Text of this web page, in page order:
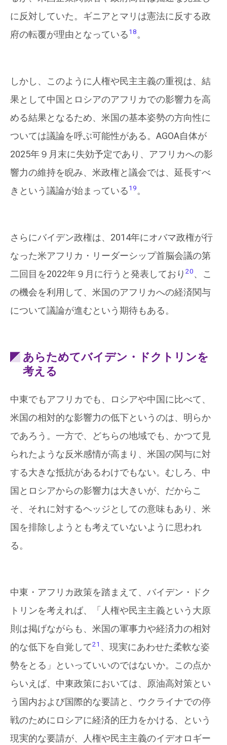
に反対していた。ギニアとマリは憲法に反する政
府の転覆が理由となっている18。
しかし、このように人権や民主主義の重視は、結
果として中国とロシアのアフリカでの影響力を高
める結果となるため、米国の基本姿勢の方向性に
ついては議論を呼ぶ可能性がある。AGOA自体が
2025年９月末に失効予定であり、アフリカへの影
響力の維持を睨み、米政権と議会では、延長すべ
きという議論が始まっている19。
さらにバイデン政権は、2014年にオバマ政権が行
なった米アフリカ・リーダーシップ首脳会議の第
二回目を2022年９月に行うと発表しており 20、こ
の機会を利用して、米国のアフリカへの経済関与
について議論が進むという期待もある。
あらためてバイデン・ドクトリンを
考える
中東でもアフリカでも、ロシアや中国に比べて、
米国の相対的な影響力の低下というのは、明らか
であろう。一方で、どちらの地域でも、かつて見
られたような反米感情が高まり、米国の関与に対
する大きな抵抗があるわけでもない。むしろ、中
国とロシアからの影響力は大きいが、だからこ
そ、それに対するヘッジとしての意味もあり、米
国を排除しようとも考えていないように思われ
る。
中東・アフリカ政策を踏まえて、バイデン・ドク
トリンを考えれば、「人権や民主主義という大原
則は掲げながらも、米国の軍事力や経済力の相対
的な低下を自覚して21 、現実にあわせた柔軟な姿
勢をとる」といっていいのではないか。この点か
らいえば、中東政策においては、原油高対策とい
う国内および国際的な要請と、ウクライナでの停
戦のためにロシアに経済的圧力をかける、という
現実的な要請が、人権や民主主義のイデオロギー